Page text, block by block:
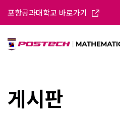
포항공과대학교 바로가기
게시판